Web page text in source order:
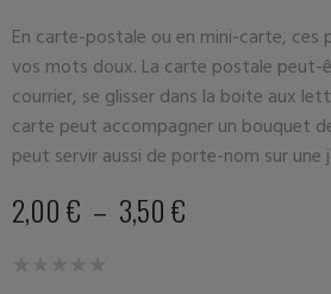
En carte-postale ou en mini-carte,
vos mots doux. La carte postale peut-
courrier, se glisser dans la boite aux
carte peut accompagner un bouquet
peut servir aussi de porte-nom sur
2,00€ – 3,50€